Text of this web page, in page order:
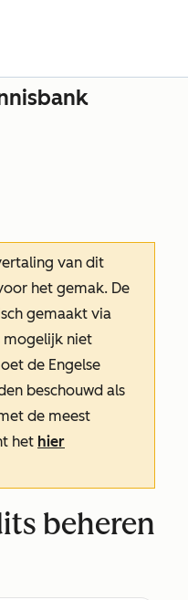
van dit
het gemak. De
gemaakt via
mogelijk niet
de Engelse
beschouwd als
de meest
het hier
beheren